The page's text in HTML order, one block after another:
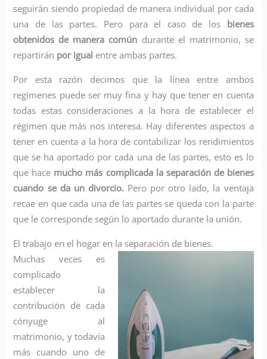
seguirán siendo propiedad de manera individual por cada
una de las partes. Pero para el caso de los bienes
obtenidos de manera común durante el matrimonio, se
repartirán por igual entre ambas partes.
Por esta razón decimos que la línea entre ambos
regímenes puede ser muy fina y hay que tener en cuenta
todas estas consideraciones a la hora de establecer el
régimen que más nos interesa. Hay diferentes aspectos a
tener en cuenta a la hora de contabilizar los rendimientos
que se ha aportado por cada una de las partes, esto es lo
que hace mucho más complicada la separación de bienes
cuando se da un divorcio. Pero por otro lado, la ventaja
recae en que cada una de las partes se queda con la parte
que le corresponde según lo aportado durante la unión.
El trabajo en el hogar en la separación de bienes.
Muchas veces es
complicado
establecer la
contribución de cada
cónyuge al
matrimonio, y todavía
más cuando uno de